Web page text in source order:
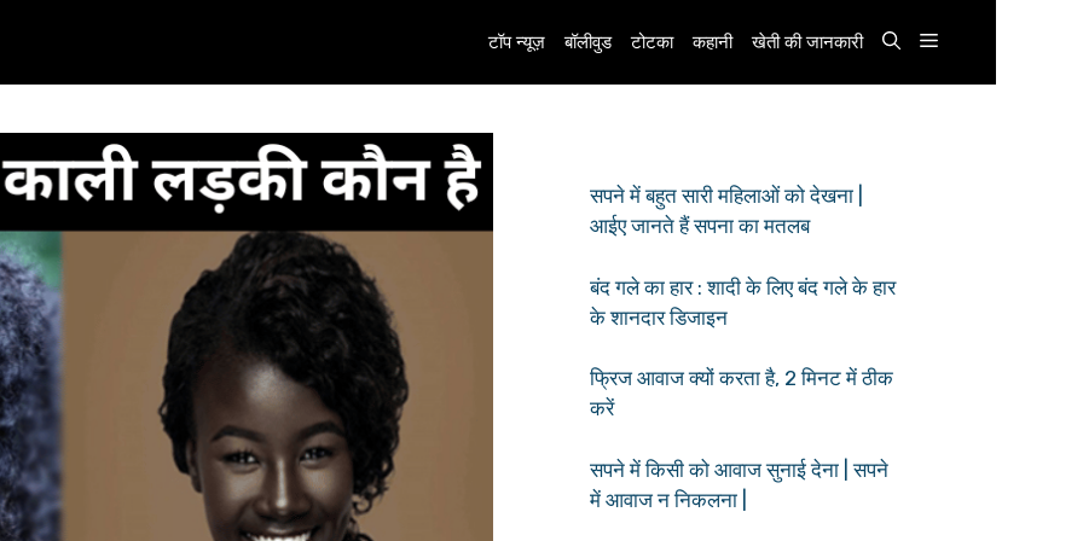
टॉप न्यूज़ बॉलीवुड टोटका कहानी खेती की जानकारी
सपने में बहुत सारी महिलाओं को देखना |
आईए जानते हैं सपना का मतलब
बंद गले का हार : शादी के लिए बंद गले के हार
के शानदार डिजाइन
फ्रिज आवाज क्यों करता है, 2 मिनट में ठीक
करें
सपने में किसी को आवाज सुनाई देना | सपने
में आवाज न निकलना |